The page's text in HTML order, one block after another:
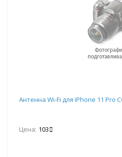
Антенна Wi-Fi для iPhone 11 Pro
Цена: 103